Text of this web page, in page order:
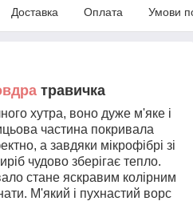
Доставка Оплата Умови
травичка
хутра, воно дуже м'яке і
частина покривала
а завдяки мікрофібрі зі
чудово зберігає тепло.
стане яскравим колірним
М'який і пухнастий ворс